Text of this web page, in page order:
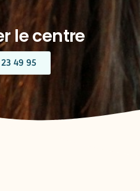
le centre
49 95